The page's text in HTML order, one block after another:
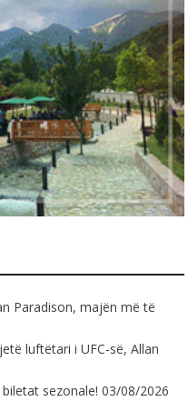
Paradison, majën më të
luftëtari i UFC-së, Allan
sezonale! 03/08/2026